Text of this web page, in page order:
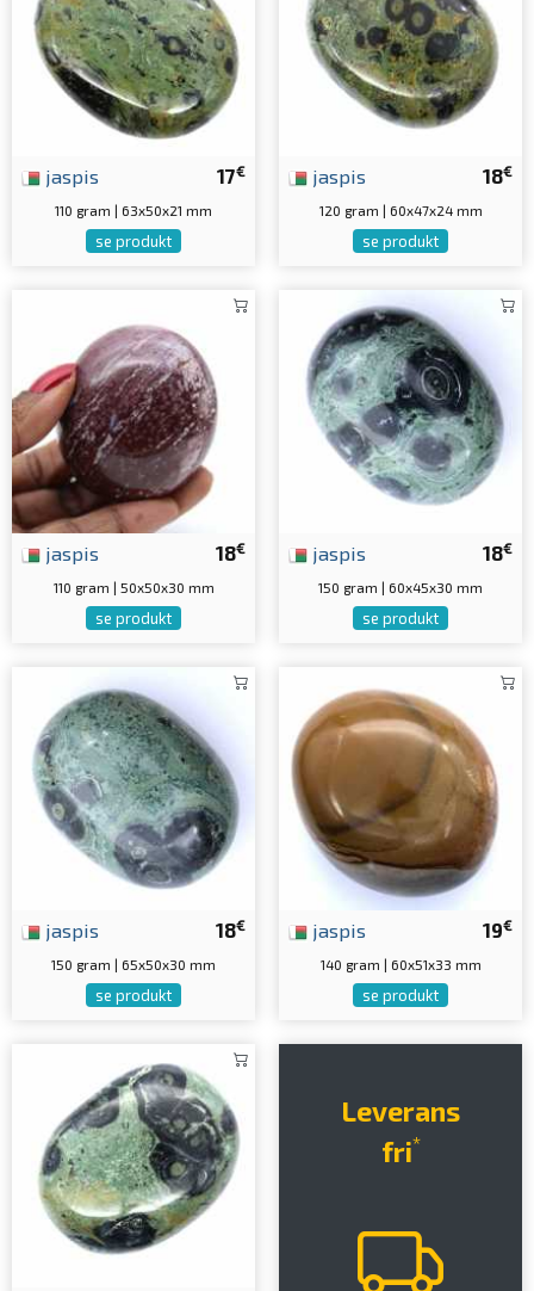
17€
jaspis
110 gram | 63x50x21 mm
se produkt
18€
jaspis
120 gram | 60x47x24 mm
se produkt
18€
jaspis
110 gram | 50x50x30 mm
se produkt
18€
jaspis
150 gram | 60x45x30 mm
se produkt
18€
jaspis
150 gram | 65x50x30 mm
se produkt
19€
jaspis
140 gram | 60x51x33 mm
se produkt
Leverans
fri*